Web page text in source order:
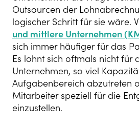
Outsourcen der
logischer Schritt für sie wäre.
und mittlere Unternehmen
sich immer häufiger für das
Es lohnt sich oftmals nicht für
Unternehmen, so viel
Aufgabenbereich abzutreten
Mitarbeiter speziell für die
einzustellen.